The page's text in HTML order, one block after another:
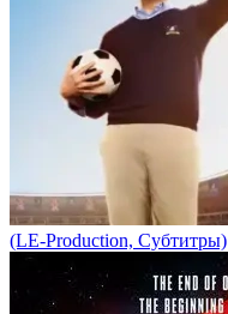
(LE-Production, Субтитры)